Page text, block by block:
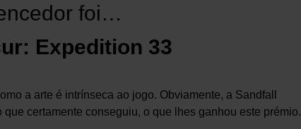
foi…
Expedition 33
a arte é intrínseca ao jogo. Obviamente, a Sandfall
certamente conseguiu, o que lhes ganhou este prémio.